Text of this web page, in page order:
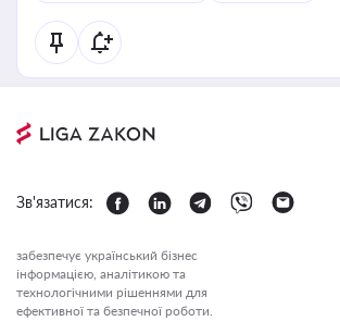
Зв'язатися:
забезпечує український бізнес
інформацією, аналітикою та
технологічними рішеннями для
ефективної та безпечної роботи.